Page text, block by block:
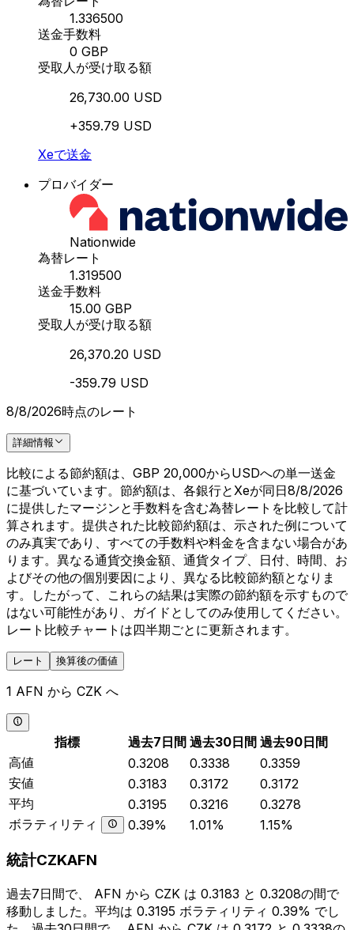
1.336500
送金手数料
0 GBP
受取人が受け取る額
26,730.00 USD
+359.79 USD
Xeで送金
プロバイダー
Nationwide
為替レート
1.319500
送金手数料
15.00 GBP
受取人が受け取る額
26,370.20 USD
-359.79 USD
8/8/2026時点のレート
詳細情報
比較による節約額は、GBP 20,000からUSDへの単一送金
に基づいています。節約額は、各銀行とXeが同日8/8/2026
に提供したマージンと手数料を含む為替レートを比較して計
算されます。提供された比較節約額は、示された例について
のみ真実であり、すべての手数料や料金を含まない場合があ
ります。異なる通貨交換金額、通貨タイプ、日付、時間、お
よびその他の個別要因により、異なる比較節約額となりま
す。したがって、これらの結果は実際の節約額を示すもので
はない可能性があり、ガイドとしてのみ使用してください。
レート比較チャートは四半期ごとに更新されます。
レート 換算後の価値
1 AFN から CZK へ
指標 過去7日間 過去30日間 過去90日間
高値
0.3208 0.3338
0.3359
安値
0.3183 0.3172
0.3172
平均
0.3195 0.3216
0.3278
ボラティリティ
0.39% 1.01% 1.15%
統計CZKAFN
過去7日間で、 AFN から CZK は 0.3183 と 0.3208の間で
移動しました。平均は 0.3195 ボラティリティ 0.39% でし